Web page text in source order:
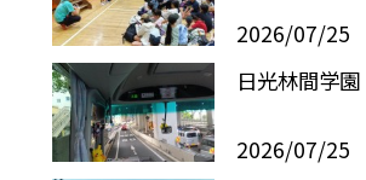
2026/07/25
日光林間学園
2026/07/25